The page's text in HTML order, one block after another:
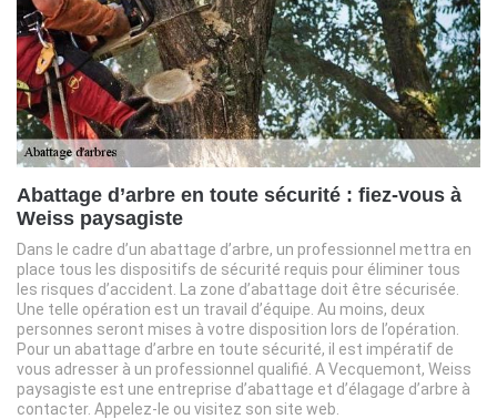
Abattage d’arbre en toute sécurité : fiez-vous à
Weiss paysagiste
Dans le cadre d’un abattage d’arbre, un professionnel mettra en
place tous les dispositifs de sécurité requis pour éliminer tous
les risques d’accident. La zone d’abattage doit être sécurisée.
Une telle opération est un travail d’équipe. Au moins, deux
personnes seront mises à votre disposition lors de l’opération.
Pour un abattage d’arbre en toute sécurité, il est impératif de
vous adresser à un professionnel qualifié. A Vecquemont, Weiss
paysagiste est une entreprise d’abattage et d’élagage d’arbre à
contacter. Appelez-le ou visitez son site web.